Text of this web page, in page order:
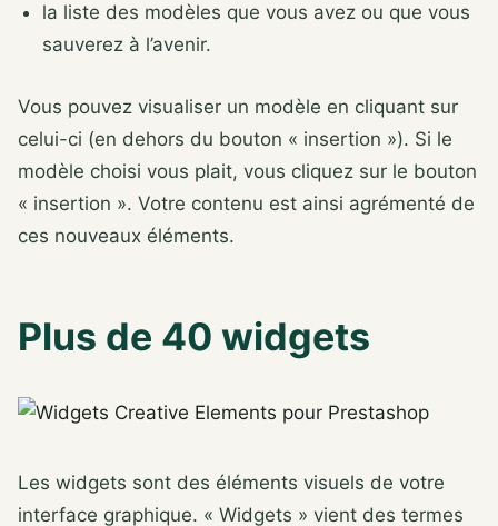
la liste des modèles que vous avez ou que vous
sauverez à l’avenir.
Vous pouvez visualiser un modèle en cliquant sur
celui-ci (en dehors du bouton « insertion »). Si le
modèle choisi vous plait, vous cliquez sur le bouton
« insertion ». Votre contenu est ainsi agrémenté de
ces nouveaux éléments.
Plus de 40 widgets
Les widgets sont des éléments visuels de votre
interface graphique. « Widgets » vient des termes